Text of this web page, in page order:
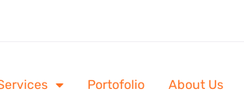
Portofolio About Us